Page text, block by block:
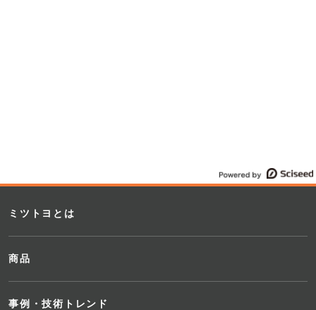
ミツトヨとは
商品
事例・技術トレンド